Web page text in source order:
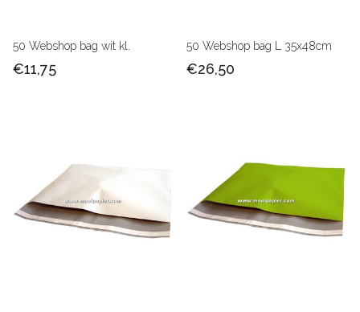
50 Webshop bag wit kl.
€11,75
50 Webshop bag L 35x48cm
€26,50